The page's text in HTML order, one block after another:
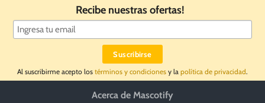
Recibe nuestras ofertas!
Al suscribirme acepto los términos y condiciones y la política de privacidad.
Acerca de Mascotify